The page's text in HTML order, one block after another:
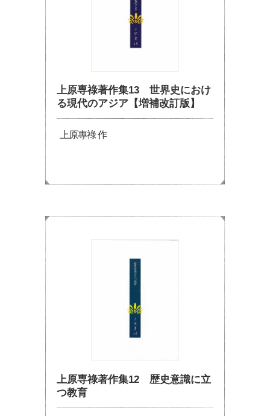
上原専祿著作集13 世界史におけ
る現代のアジア【増補改訂版】
上原專祿 作
上原専祿著作集12 歴史意識に立
つ教育